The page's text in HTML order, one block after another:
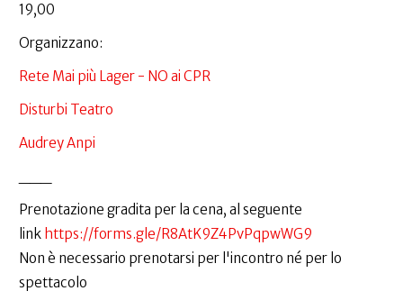
19,00
Organizzano:
Rete Mai più Lager - NO ai CPR
Disturbi Teatro
Audrey Anpi
Prenotazione gradita per la cena, al seguente
link https://forms.gle/R8AtK9Z4PvPqpwWG9
Non è necessario prenotarsi per l'incontro né per lo
spettacolo